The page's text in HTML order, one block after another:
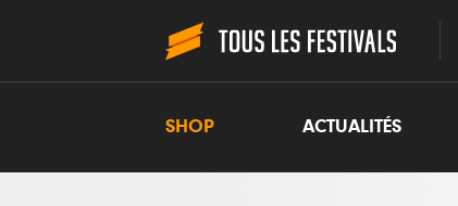
SHOP ACTUALITÉS